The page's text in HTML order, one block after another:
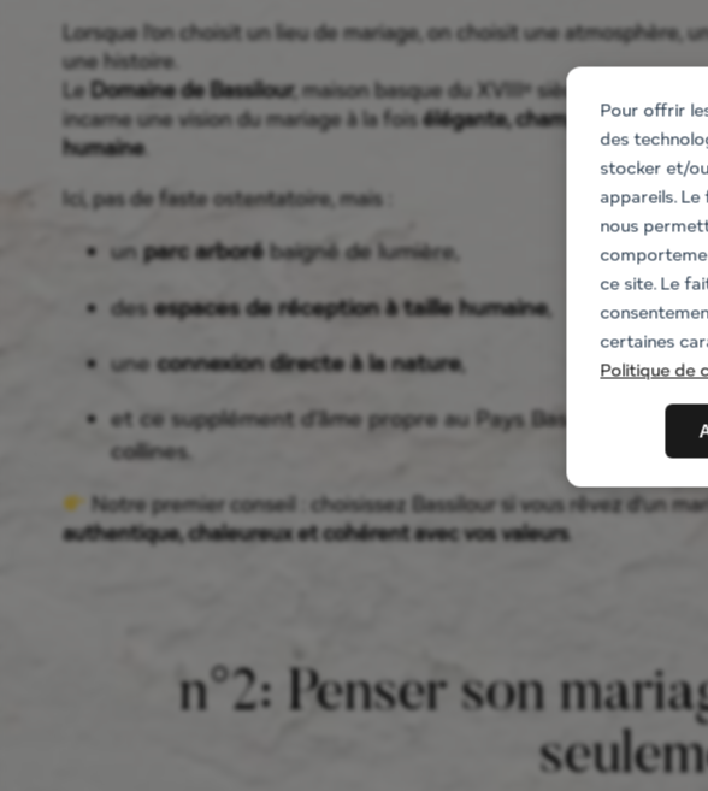
Pour offrir
des
stocker et/
appareils.
nous
ce site. Le
certaines
Politique de
Lorsque l’on choisit un lieu de mariage, on choisit une atmosphère,
une histoire.
Le Domaine de Bassilour, maison basque du XVIIIᵉ siècle nichée à
incarne une vision du mariage à la foisélégante, champêtre et
humaine.
Ici, pas de faste ostentatoire, mais :
unparc arborébaigné de lumière,
des espaces de réception à taille humaine,
uneconnexion directe à la nature,
et ce supplément d’âme propre au Pays Basque, entre
collines.
Notre premier conseil : choisissez Bassilour si vous rêvez d’un
authentique, chaleureux et cohérent avec vos valeurs.
n°2: Penser son